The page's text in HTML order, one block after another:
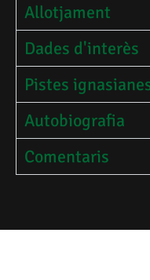
Allotjament
Dades d'interès
Pistes
Autobiografia
Comentaris